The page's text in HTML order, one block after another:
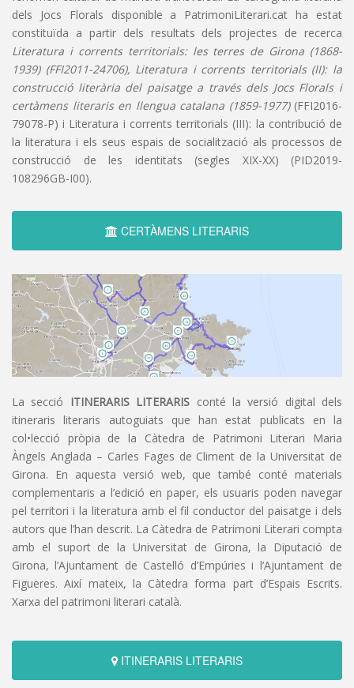
dels Jocs Florals disponible a PatrimoniLiterari.cat ha estat
constituïda a partir dels resultats dels projectes de recerca
Literatura i corrents territorials: les terres de Girona (1868-
1939) (FFI2011-24706), Literatura i corrents territorials (II): la
construcció literària del paisatge a través dels Jocs Florals i
certàmens literaris en llengua catalana (1859-1977)(FFI2016-
79078-P) i Literatura i corrents territorials (III): la contribució de
la literatura i els seus espais de socialització als processos de
construcció de les identitats (segles XIX-XX) (PID2019-
108296GB-I00).
CERTÀMENS LITERARIS
La secció ITINERARIS LITERARIS conté la versió digital dels
itineraris literaris autoguiats que han estat publicats en la
col•lecció pròpia de la Càtedra de Patrimoni Literari Maria
Àngels Anglada – Carles Fages de Climent de la Universitat de
Girona. En aquesta versió web, que també conté materials
complementaris a l’edició en paper, els usuaris poden navegar
pel territori i la literatura amb el fil conductor del paisatge i dels
autors que l’han descrit. La Càtedra de Patrimoni Literari compta
amb el suport de la Universitat de Girona, la Diputació de
Girona, l’Ajuntament de Castelló d’Empúries i l’Ajuntament de
Figueres. Així mateix, la Càtedra forma part d’Espais Escrits.
Xarxa del patrimoni literari català.
ITINERARIS LITERARIS